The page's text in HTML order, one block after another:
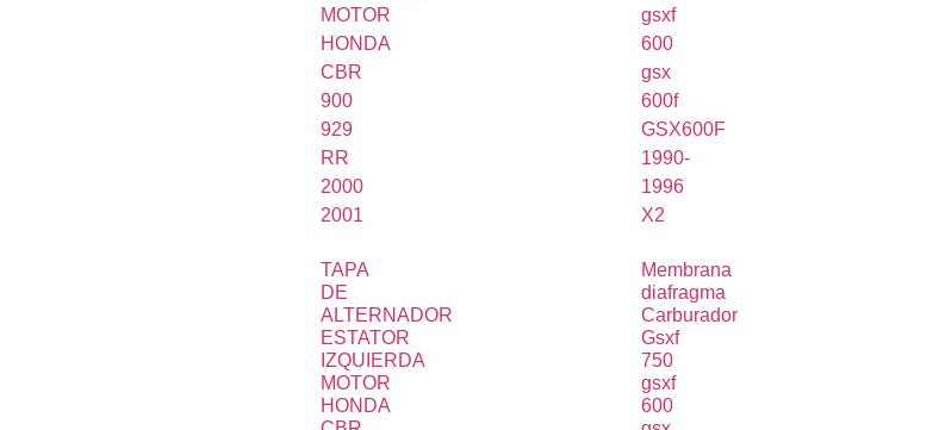
TAPA
DE
ALTERNADOR
ESTATOR
IZQUIERDA
MOTOR
HONDA
Membrana
diafragma
Carburador
Gsxf
750
gsxf
600